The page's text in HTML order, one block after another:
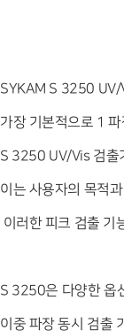
SYKAM S 3250 UV/
가장 기본적으로 1
S 3250 UV/Vis 검출
이는 사용자의 목적
이러한 피크 검출 기
S 3250은 다양한 옵
이중 파장 동시 검출